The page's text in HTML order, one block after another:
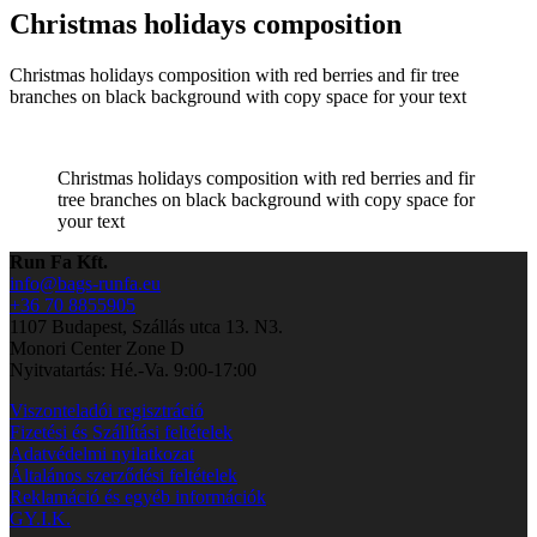
Christmas holidays composition
Christmas holidays composition with red berries and fir tree
branches on black background with copy space for your text
Christmas holidays composition with red berries and fir
tree branches on black background with copy space for
your text
Run Fa Kft.
info@bags-runfa.eu
+36 70 8855905
1107 Budapest, Szállás utca 13. N3.
Monori Center Zone D
Nyitvatartás: Hé.-Va. 9:00-17:00
Viszonteladói regisztráció
Fizetési és Szállítási feltételek
Adatvédelmi nyilatkozat
Általános szerződési feltételek
Reklamáció és egyéb információk
GY.I.K.